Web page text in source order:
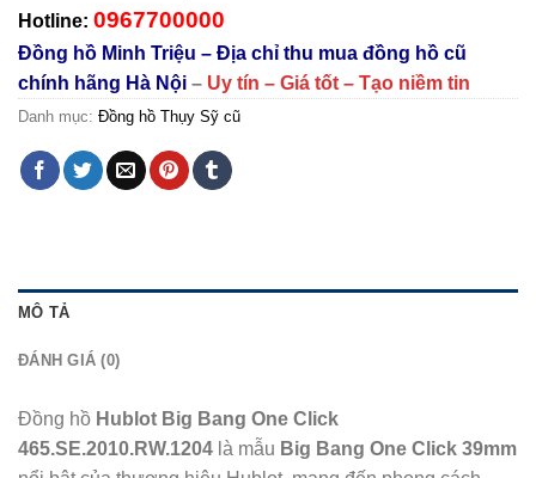
Hotline: 0967700000
Đồng hồ Minh Triệu – Địa chỉ thu mua đồng hồ cũ
chính hãng Hà Nội – Uy tín – Giá tốt – Tạo niềm tin
Danh mục: Đồng hồ Thụy Sỹ cũ
MÔ TẢ
ĐÁNH GIÁ (0)
Đồng hồ Hublot Big Bang One Click
465.SE.2010.RW.1204 là mẫu Big Bang One Click 39mm